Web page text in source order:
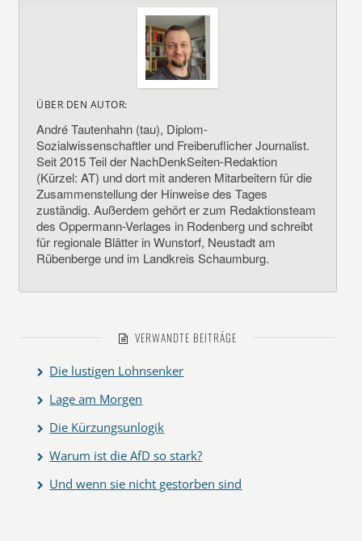
ÜBER DEN AUTOR:
André Tautenhahn (tau), Diplom-
Sozialwissenschaftler und Freiberuflicher Journalist.
Seit 2015 Teil der NachDenkSeiten-Redaktion
(Kürzel: AT) und dort mit anderen Mitarbeitern für die
Zusammenstellung der Hinweise des Tages
zuständig. Außerdem gehört er zum Redaktionsteam
des Oppermann-Verlages in Rodenberg und schreibt
für regionale Blätter in Wunstorf, Neustadt am
Rübenberge und im Landkreis Schaumburg.
VERWANDTE BEITRÄGE
Die lustigen Lohnsenker
Lage am Morgen
Die Kürzungsunlogik
Warum ist die AfD so stark?
Und wenn sie nicht gestorben sind